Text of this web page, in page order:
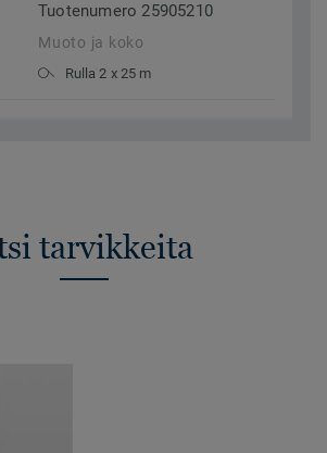
Tuotenumero 25905210
Muoto ja koko
Rulla 2 x 25 m
tarvikkeita